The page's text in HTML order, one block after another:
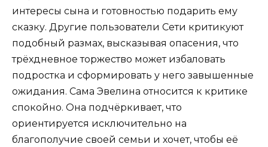
интересы сына и готовностью подарить ему
сказку. Другие пользователи Сети критикуют
подобный размах, высказывая опасения, что
трёхдневное торжество может избаловать
подростка и сформировать у него завышенные
ожидания. Сама Эвелина относится к критике
спокойно. Она подчёркивает, что
ориентируется исключительно на
благополучие своей семьи и хочет, чтобы её